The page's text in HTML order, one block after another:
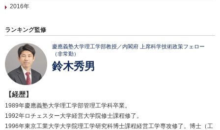
2016年
ランキング監修
慶應義塾大学理工学部教授／内閣府 上席科学技術政策フェロー
（非常勤）
鈴木秀男
【経歴】
1989年慶應義塾大学理工学部管理工学科卒業。
1992年ロチェスター大学経営大学院修士課程修了。
1996年東京工業大学大学院理工学研究科博士課程経営工学専攻修了。博士（工